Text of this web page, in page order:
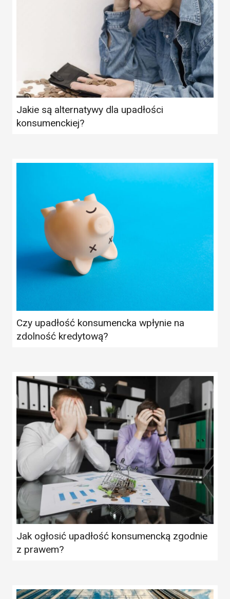
Jakie są alternatywy dla upadłości
konsumenckiej?
Czy upadłość konsumencka wpłynie na
zdolność kredytową?
Jak ogłosić upadłość konsumencką zgodnie
z prawem?